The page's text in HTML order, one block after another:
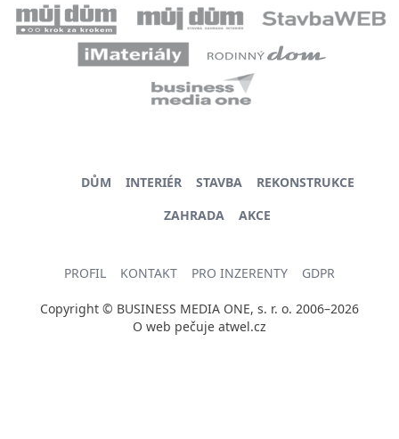
DŮM INTERIÉR STAVBA
REKONSTRUKCE
ZAHRADA
AKCE
PROFIL KONTAKT PRO INZERENTY GDPR
Copyright © BUSINESS MEDIA ONE, s. r. o. 2006–2026